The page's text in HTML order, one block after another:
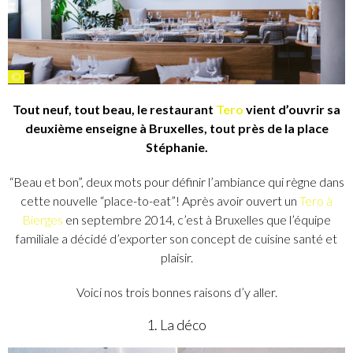
©
Tout neuf, tout beau, le restaurant Tero vient d’ouvrir sa
deuxième enseigne à Bruxelles, tout près de la place
Stéphanie.
“Beau et bon”, deux mots pour définir l’ambiance qui règne dans
cette nouvelle “place-to-eat”! Après avoir ouvert un Tero à
Bierges en septembre 2014, c’est à Bruxelles que l’équipe
familiale a décidé d’exporter son concept de cuisine santé et
plaisir.
Voici nos trois bonnes raisons d’y aller.
1. La déco